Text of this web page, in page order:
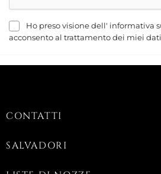
Ho preso visione dell' informativa
acconsento al trattamento dei miei
CONTATTI
SALVADORI